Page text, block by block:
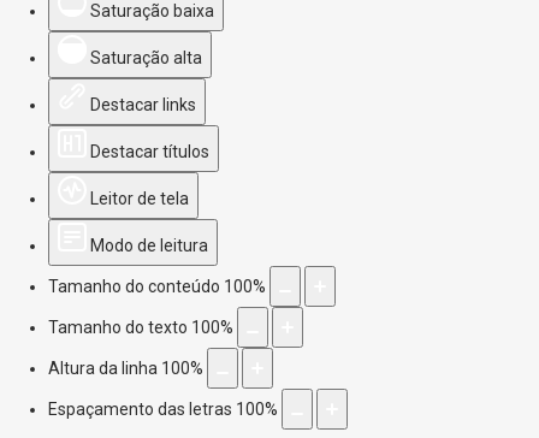
Saturação baixa
Saturação alta
Destacar links
Destacar títulos
Leitor de tela
Modo de leitura
Tamanho do conteúdo 100%
Tamanho do texto 100%
Altura da linha 100%
Espaçamento das letras 100%